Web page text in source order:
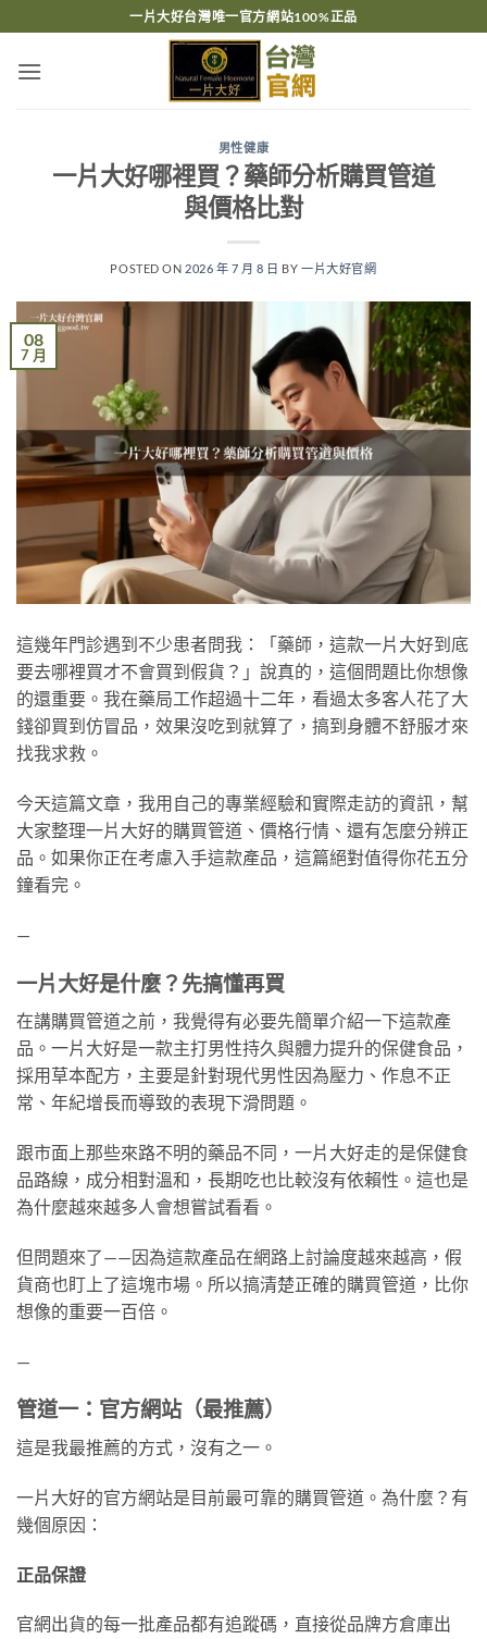
轉
一片大好台灣唯一官方網站100%正品
男性健康
一片大好哪裡買？藥師分析購買管道
與價格比對
POSTED ON 2026 年 7 月 8 日 BY一片大好官網
08
7 月
這幾年門診遇到不少患者問我：「藥師，這款一片大好到底
要去哪裡買才不會買到假貨？」說真的，這個問題比你想像
的還重要。我在藥局工作超過十二年，看過太多客人花了大
錢卻買到仿冒品，效果沒吃到就算了，搞到身體不舒服才來
找我求救。
今天這篇文章，我用自己的專業經驗和實際走訪的資訊，幫
大家整理一片大好的購買管道、價格行情、還有怎麼分辨正
品。如果你正在考慮入手這款產品，這篇絕對值得你花五分
鐘看完。
—
一片大好是什麼？先搞懂再買
在講購買管道之前，我覺得有必要先簡單介紹一下這款產
品。一片大好是一款主打男性持久與體力提升的保健食品，
採用草本配方，主要是針對現代男性因為壓力、作息不正
常、年紀增長而導致的表現下滑問題。
跟市面上那些來路不明的藥品不同，一片大好走的是保健食
品路線，成分相對溫和，長期吃也比較沒有依賴性。這也是
為什麼越來越多人會想嘗試看看。
但問題來了——因為這款產品在網路上討論度越來越高，假
貨商也盯上了這塊市場。所以搞清楚正確的購買管道，比你
想像的重要一百倍。
—
管道一：官方網站（最推薦）
這是我最推薦的方式，沒有之一。
一片大好的官方網站是目前最可靠的購買管道。為什麼？有
幾個原因：
正品保證
官網出貨的每一批產品都有追蹤碼，直接從品牌方倉庫出